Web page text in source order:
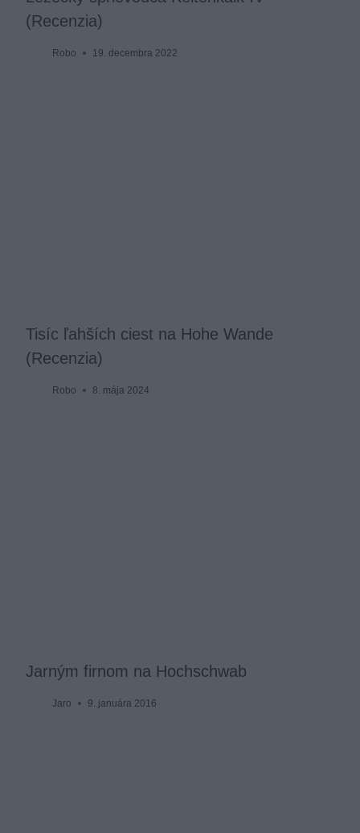
(Recenzia)
Robo 19. decembra 2022
Tisíc ľahších ciest na Hohe Wande
(Recenzia)
Robo 8. mája 2024
Jarným firnom na Hochschwab
Jaro 9. januára 2016